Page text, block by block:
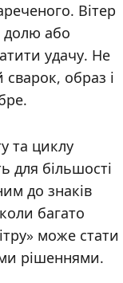
Вітер
долю або
удачу. Не
образ і
та циклу
для більшості
до знаків
багато
може стати
рішеннями.